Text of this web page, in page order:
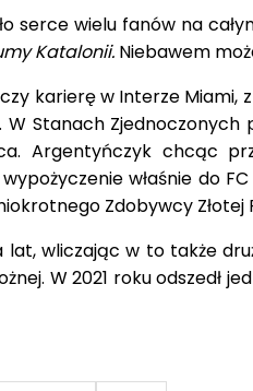
serce wielu fanów na
Katalonii. Niebawem
karierę w Interze Miami,
Stanach Zjednoczonych
Argentyńczyk chcąc
właśnie do FC
Zdobywcy Złotej
wliczając w to także
W 2021 roku odszedł